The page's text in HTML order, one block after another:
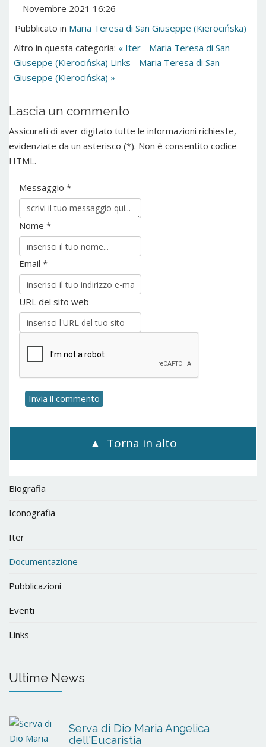
Novembre 2021 16:26
Pubblicato in Maria Teresa di San Giuseppe (Kierocińska)
Altro in questa categoria: « Iter - Maria Teresa di San
Giuseppe (Kierocińska) Links - Maria Teresa di San
Giuseppe (Kierocińska) »
Lascia un commento
Assicurati di aver digitato tutte le informazioni richieste,
evidenziate da un asterisco (*). Non è consentito codice
HTML.
Messaggio *
Nome *
Email *
URL del sito web
Torna in alto
Biografia
Iconografia
Iter
Documentazione
Pubblicazioni
Eventi
Links
Ultime News
Serva di Dio Maria Angelica
dell'Eucaristia